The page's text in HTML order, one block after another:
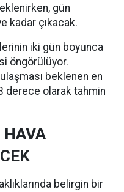
gün
kadar çıkacak.
iki gün boyunca
öngörülüyor.
beklenen en
derece olarak tahmin
HAVA
belirgin bir